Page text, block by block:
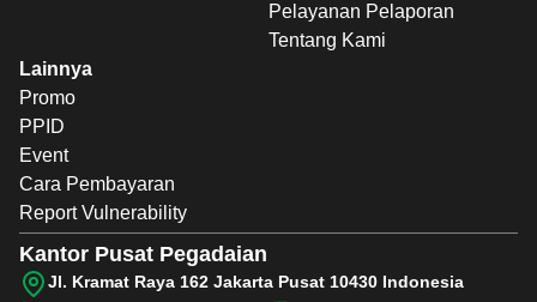
Pelayanan Pelaporan
Tentang Kami
Lainnya
Promo
PPID
Event
Cara Pembayaran
Report Vulnerability
Kantor Pusat Pegadaian
Jl. Kramat Raya 162 Jakarta Pusat 10430 Indonesia